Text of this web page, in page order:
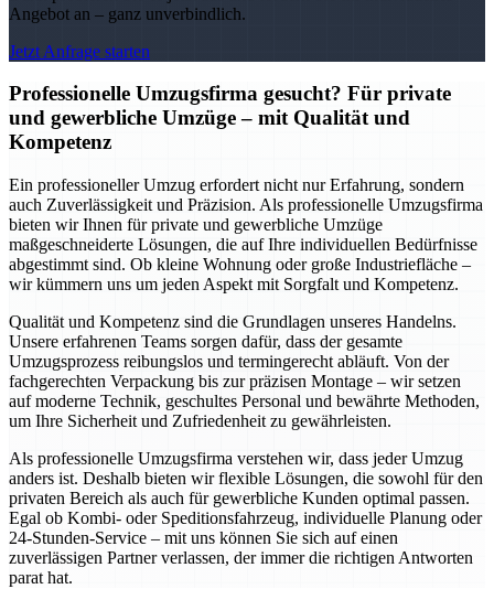
Angebot an – ganz unverbindlich.
Jetzt Anfrage starten
Professionelle Umzugsfirma gesucht? Für private
und gewerbliche Umzüge – mit Qualität und
Kompetenz
Ein professioneller Umzug erfordert nicht nur Erfahrung, sondern
auch Zuverlässigkeit und Präzision. Als professionelle Umzugsfirma
bieten wir Ihnen für private und gewerbliche Umzüge
maßgeschneiderte Lösungen, die auf Ihre individuellen Bedürfnisse
abgestimmt sind. Ob kleine Wohnung oder große Industriefläche –
wir kümmern uns um jeden Aspekt mit Sorgfalt und Kompetenz.
Qualität und Kompetenz sind die Grundlagen unseres Handelns.
Unsere erfahrenen Teams sorgen dafür, dass der gesamte
Umzugsprozess reibungslos und termingerecht abläuft. Von der
fachgerechten Verpackung bis zur präzisen Montage – wir setzen
auf moderne Technik, geschultes Personal und bewährte Methoden,
um Ihre Sicherheit und Zufriedenheit zu gewährleisten.
Als professionelle Umzugsfirma verstehen wir, dass jeder Umzug
anders ist. Deshalb bieten wir flexible Lösungen, die sowohl für den
privaten Bereich als auch für gewerbliche Kunden optimal passen.
Egal ob Kombi- oder Speditionsfahrzeug, individuelle Planung oder
24-Stunden-Service – mit uns können Sie sich auf einen
zuverlässigen Partner verlassen, der immer die richtigen Antworten
parat hat.